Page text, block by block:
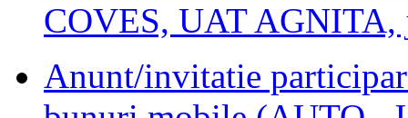
COVES, UAT
Anunt/invitatie